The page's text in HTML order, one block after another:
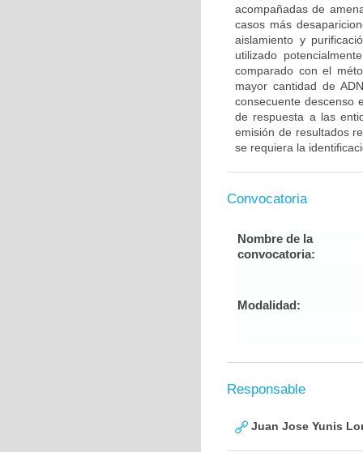
acompañadas de
casos más
aislamiento y
utilizado
comparado con el
mayor cantidad de
consecuente descenso
de respuesta a las
emisión de resultados
se requiera la
Convocatoria
Nombre de la
convocatoria:
Modalidad:
Responsable
Juan Jose Yunis